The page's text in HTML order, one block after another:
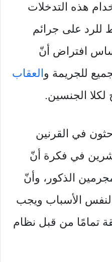
هذه التدخلات
للرد على جرائم
افتراض أنّ
للجريمة والعقاب
لكلا الجنسين.
في القرنين
في فكرة أنّ
الذكور، وأنّ
لنفس الأسباب ويجب
تمامًا من قبل نظام